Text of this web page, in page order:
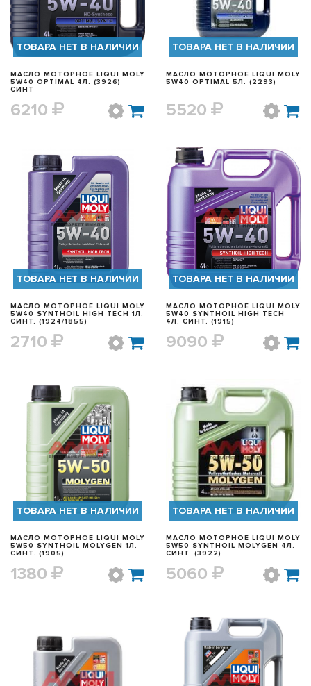
ТОВАРА НЕТ В НАЛИЧИИ
МАСЛО МОТОРНОЕ LIQUI MOLY
5W40 OPTIMAL 4Л. (3926)
СИНТ
6210
ТОВАРА НЕТ В НАЛИЧИИ
МАСЛО МОТОРНОЕ LIQUI MOLY
5W40 OPTIMAL 5Л. (2293)
5520
БЫСТРЫЙ ПРОСМОТР
ТОВАРА НЕТ В НАЛИЧИИ
МАСЛО МОТОРНОЕ LIQUI MOLY
5W40 SYNTHOIL HIGH TECH 1Л.
СИНТ. (1924/1855)
2710
БЫСТРЫЙ ПРОСМОТР
ТОВАРА НЕТ В НАЛИЧИИ
МАСЛО МОТОРНОЕ LIQUI MOLY
5W40 SYNTHOIL HIGH TECH
4Л. СИНТ. (1915)
9090
БЫСТРЫЙ ПРОСМОТР
ТОВАРА НЕТ В НАЛИЧИИ
МАСЛО МОТОРНОЕ LIQUI MOLY
5W50 SYNTHOIL MOLYGEN 1Л.
СИНТ. (1905)
1380
БЫСТРЫЙ ПРОСМОТР
ТОВАРА НЕТ В НАЛИЧИИ
МАСЛО МОТОРНОЕ LIQUI MOLY
5W50 SYNTHOIL MOLYGEN 4Л.
СИНТ. (3922)
5060
БЫСТРЫЙ ПРОСМОТР БЫСТРЫЙ ПРОСМОТР